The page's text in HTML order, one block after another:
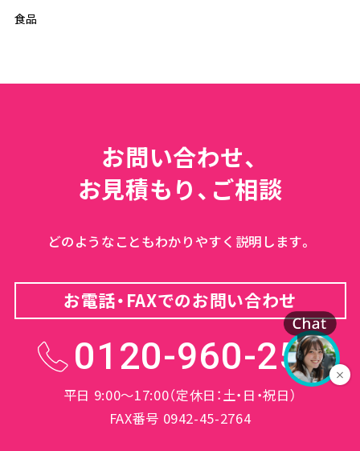
食品
お問い合わせ、
お見積もり、ご相談
どのようなこともわかりやすく説明します。
お電話・FAXでのお問い合わせ
0120-960-254
平日 9:00～17:00（定休日：土・日・祝日）
FAX番号 0942-45-2764